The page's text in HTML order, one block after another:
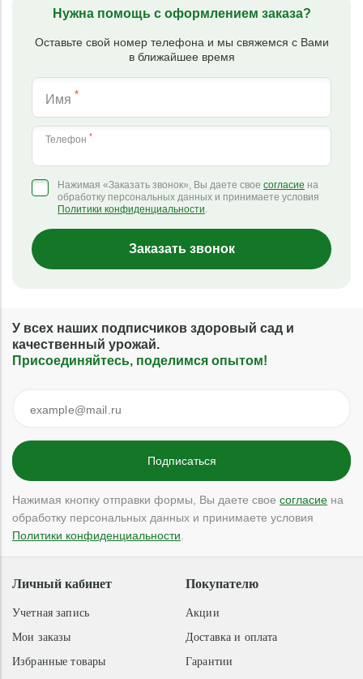
Нужна помощь с оформлением заказа?
Оставьте свой номер телефона и мы свяжемся с Вами
в ближайшее время
Имя *
Телефон *
Нажимая «Заказать звонок», Вы даете свое согласие на
обработку персональных данных и принимаете условия
Политики конфиденциальности.
Заказать звонок
У всех наших подписчиков здоровый сад и
качественный урожай.
Присоединяйтесь, поделимся опытом!
Нажимая кнопку отправки формы, Вы даете свое согласие на
обработку персональных данных и принимаете условия
Политики конфиденциальности
Покупателю
Акции
Доставка и оплата
Гарантии
Личный кабинет
Учетная запись
Мои заказы
Избранные товары